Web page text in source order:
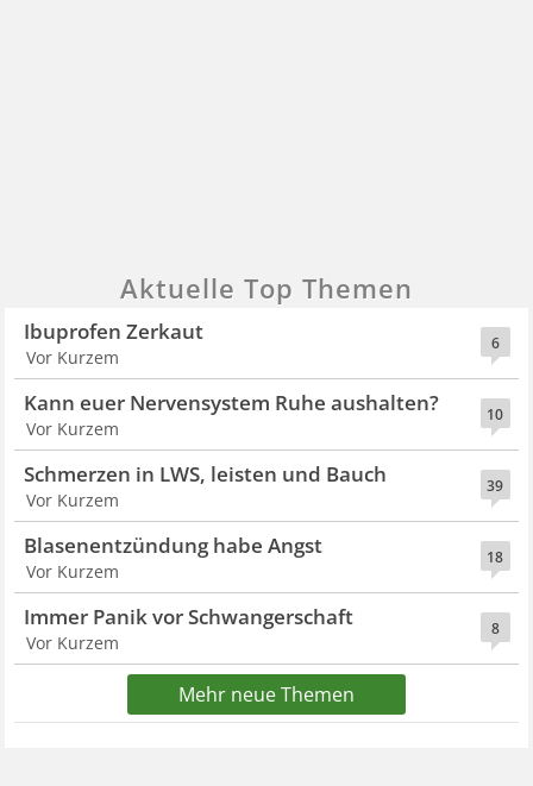
Aktuelle Top Themen
6
Ibuprofen Zerkaut
Vor Kurzem
10
Kann euer Nervensystem Ruhe aushalten?
Vor Kurzem
39
Schmerzen in LWS, leisten und Bauch
Vor Kurzem
18
Blasenentzündung habe Angst
Vor Kurzem
8
Immer Panik vor Schwangerschaft
Vor Kurzem
Mehr neue Themen